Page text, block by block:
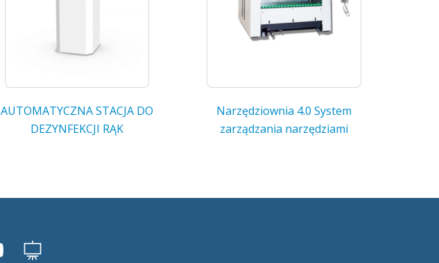
AUTOMATYCZNA STACJA DO
DEZYNFEKCJI RĄK
Narzędziownia 4.0 System
zarządzania narzędziami